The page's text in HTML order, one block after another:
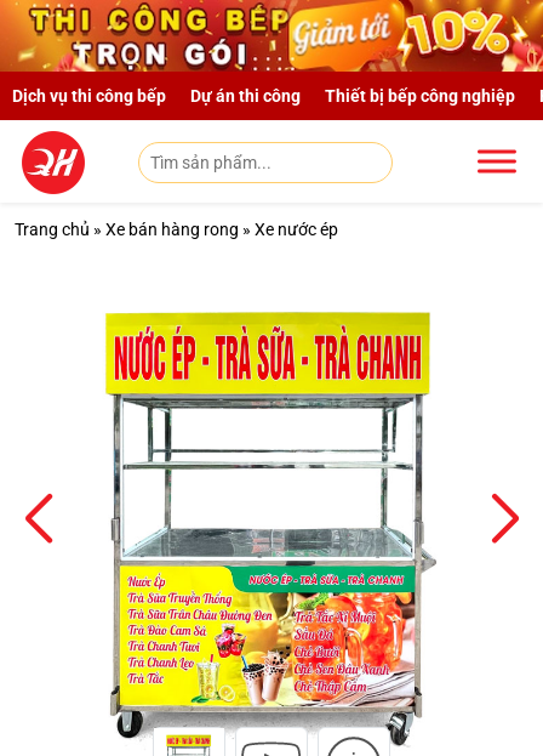
Skip to main content
Dịch vụ thi công bếp Dự án thi công Thiết bị bếp công nghiệp
Trang chủ » Xe bán hàng rong » Xe nước ép